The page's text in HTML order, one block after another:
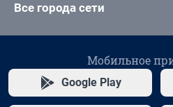
Все города сети
Мобильное
Google Play